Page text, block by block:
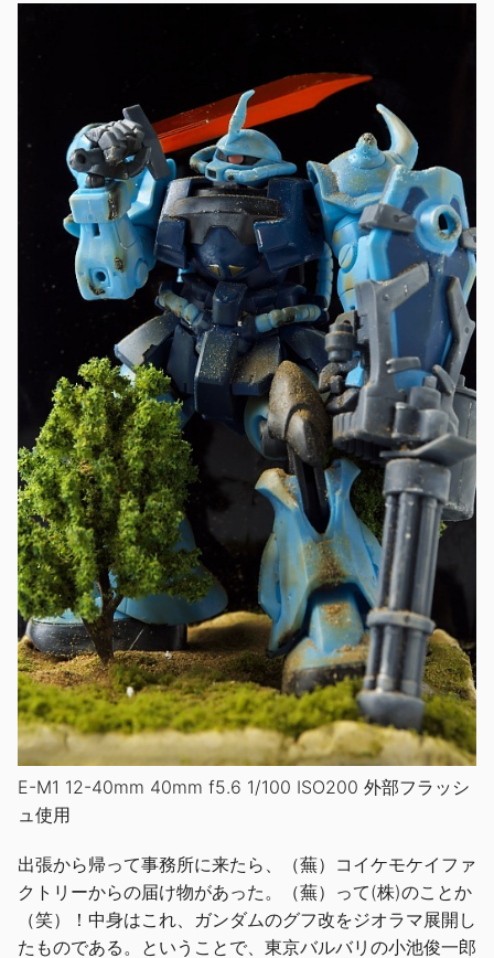
E-M1 12-40mm 40mm f5.6 1/100 ISO200 外部フラッシ
ュ使用
出張から帰って事務所に来たら、（蕪）コイケモケイファ
クトリーからの届け物があった。（蕪）って(株)のことか
（笑）！中身はこれ、ガンダムのグフ改をジオラマ展開し
たものである。ということで、東京バルバリの小池俊一郎